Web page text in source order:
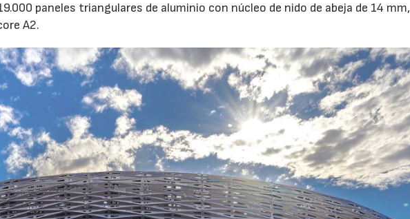
paneles triangulares de aluminio con núcleo de nido de abeja de 14 mm,
A2.